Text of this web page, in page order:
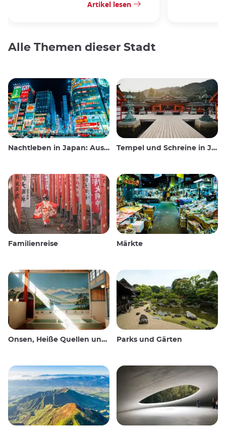
Artikel lesen
Alle Themen dieser Stadt
Nachtleben in Japan: Ausgehen, sehen und trinken Tempel und Schreine in Japan
Familienreise Märkte
Onsen, Heiße Quellen und öffentliche Bäder Parks und Gärten